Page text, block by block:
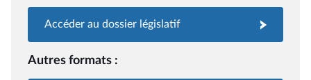
Accéder au dossier législatif
Autres formats :